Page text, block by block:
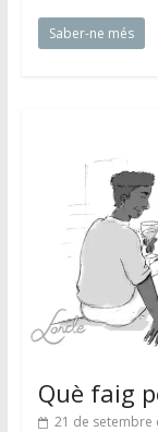
Saber-ne més
Què faig
21 de setembre